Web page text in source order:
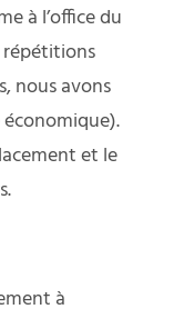
à l’office du
répétitions
nous avons
et le
à